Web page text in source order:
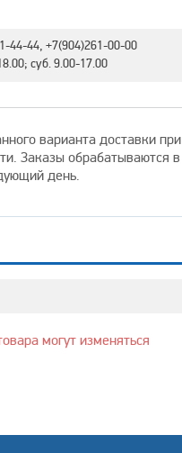
44-44, +7(904)261-00-00
суб. 9.00-17.00
варианта доставки при
Заказы обрабатываются в
день.
могут изменяться